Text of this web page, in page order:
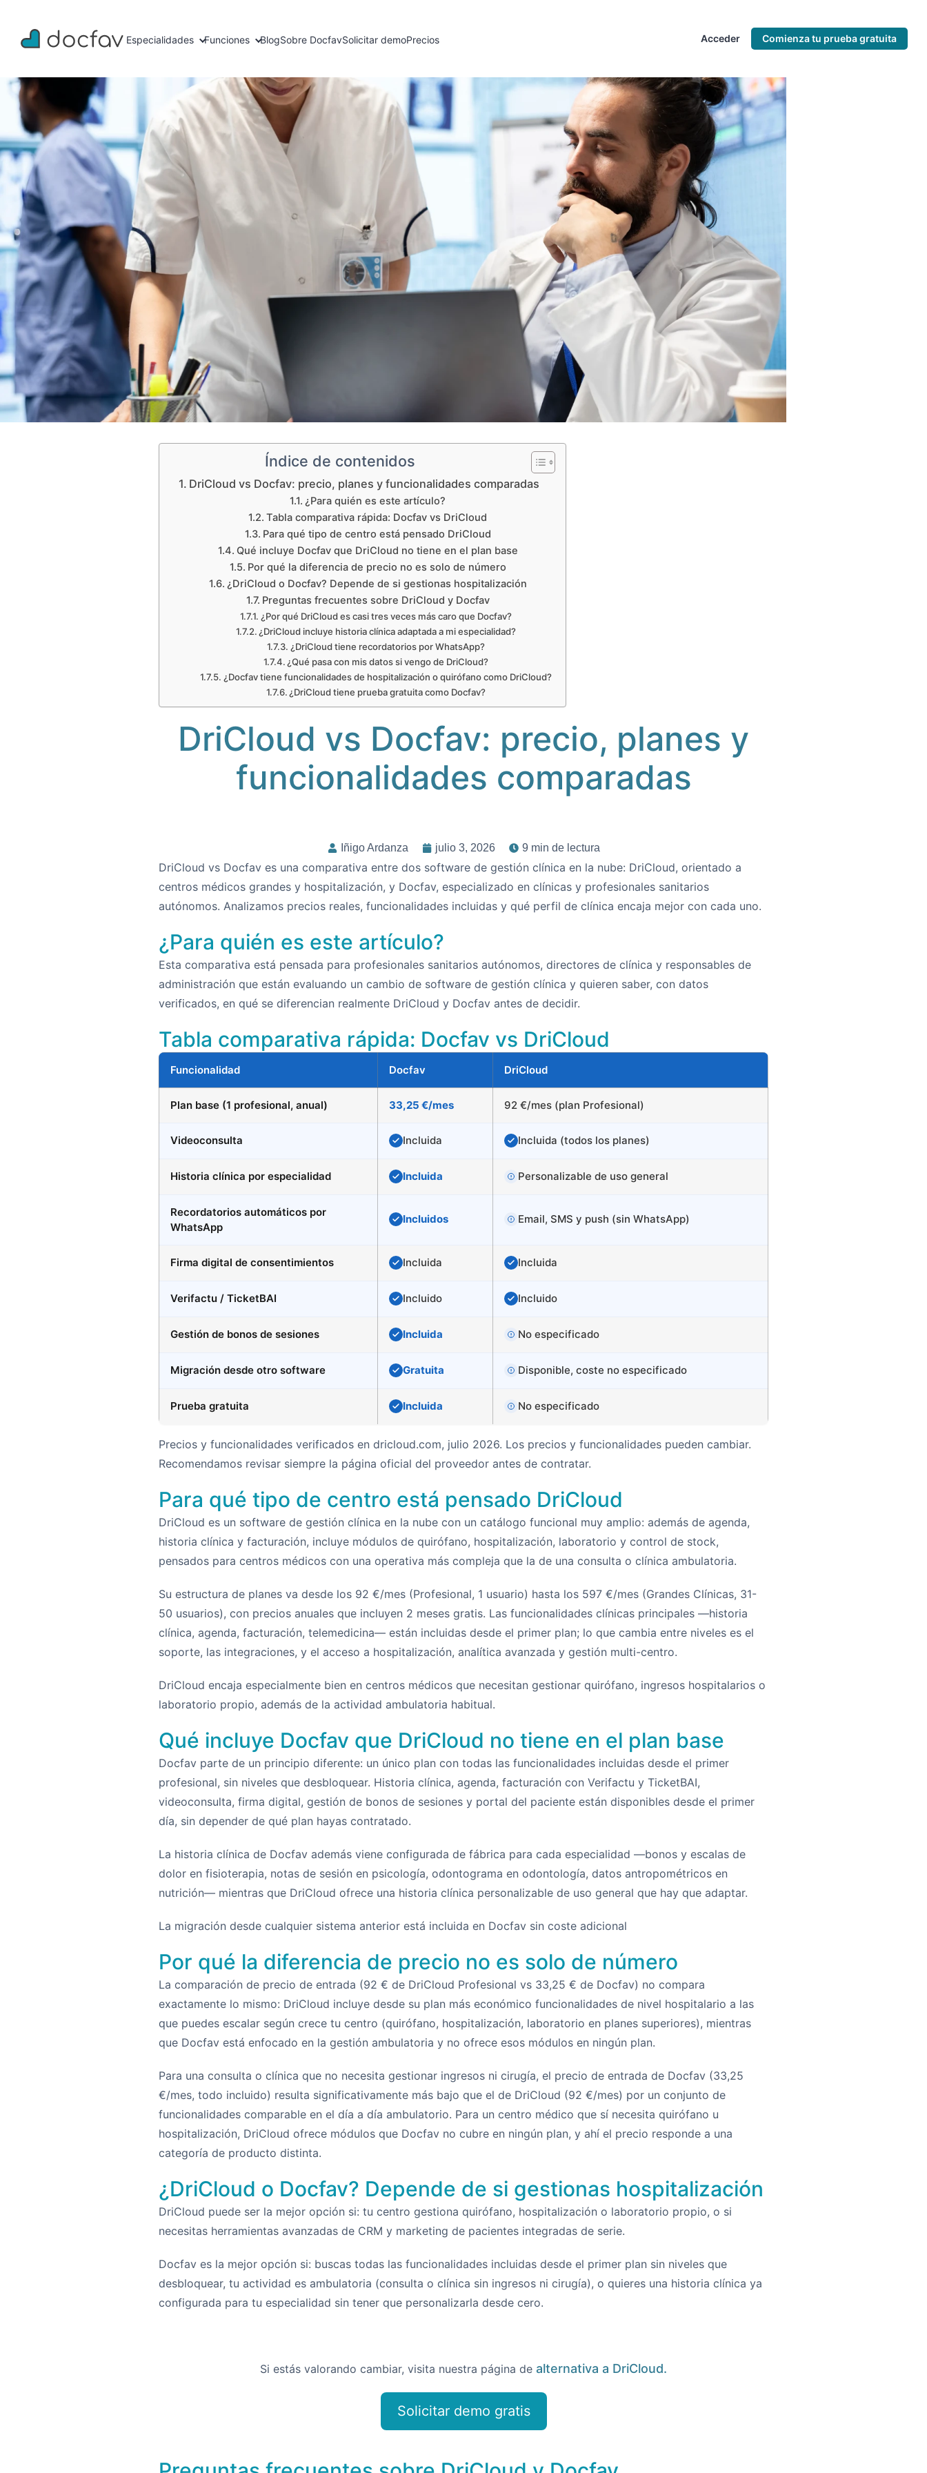
Especialidades Funciones BlogSobre DocfavSolicitar demoPrecios Acceder Comienza tu prueba gratuita
Índice de contenidos
DriCloud vs Docfav: precio, planes y funcionalidades comparadas
¿Para quién es este artículo?
Tabla comparativa rápida: Docfav vs DriCloud
Para qué tipo de centro está pensado DriCloud
Qué incluye Docfav que DriCloud no tiene en el plan base
Por qué la diferencia de precio no es solo de número
¿DriCloud o Docfav? Depende de si gestionas hospitalización
Preguntas frecuentes sobre DriCloud y Docfav
¿Por qué DriCloud es casi tres veces más caro que Docfav?
¿DriCloud incluye historia clínica adaptada a mi especialidad?
¿DriCloud tiene recordatorios por WhatsApp?
¿Qué pasa con mis datos si vengo de DriCloud?
¿Docfav tiene funcionalidades de hospitalización o quirófano como DriCloud?
¿DriCloud tiene prueba gratuita como Docfav?
DriCloud vs Docfav: precio, planes y
funcionalidades comparadas
Iñigo Ardanza julio 3, 2026 9 min de lectura
DriCloud vs Docfav es una comparativa entre dos software de gestión clínica en la nube: DriCloud, orientado a
centros médicos grandes y hospitalización, y Docfav, especializado en clínicas y profesionales sanitarios
autónomos. Analizamos precios reales, funcionalidades incluidas y qué perfil de clínica encaja mejor con cada uno.
¿Para quién es este artículo?
Esta comparativa está pensada para profesionales sanitarios autónomos, directores de clínica y responsables de
administración que están evaluando un cambio de software de gestión clínica y quieren saber, con datos
verificados, en qué se diferencian realmente DriCloud y Docfav antes de decidir.
Tabla comparativa rápida: Docfav vs DriCloud
Funcionalidad Docfav DriCloud
Plan base (1 profesional, anual) 33,25 €/mes 92 €/mes (plan Profesional)
Videoconsulta Incluida Incluida (todos los planes)
Historia clínica por especialidad Incluida Personalizable de uso general
Recordatorios automáticos por
WhatsApp
Incluidos Email, SMS y push (sin WhatsApp)
Firma digital de consentimientos Incluida Incluida
Verifactu / TicketBAI Incluido Incluido
Gestión de bonos de sesiones Incluida No especificado
Migración desde otro software Gratuita Disponible, coste no especificado
Prueba gratuita Incluida No especificado
Precios y funcionalidades verificados en dricloud.com, julio 2026. Los precios y funcionalidades pueden cambiar.
Recomendamos revisar siempre la página oficial del proveedor antes de contratar.
Para qué tipo de centro está pensado DriCloud
DriCloud es un software de gestión clínica en la nube con un catálogo funcional muy amplio: además de agenda,
historia clínica y facturación, incluye módulos de quirófano, hospitalización, laboratorio y control de stock,
pensados para centros médicos con una operativa más compleja que la de una consulta o clínica ambulatoria.
Su estructura de planes va desde los 92 €/mes (Profesional, 1 usuario) hasta los 597 €/mes (Grandes Clínicas, 31-
50 usuarios), con precios anuales que incluyen 2 meses gratis. Las funcionalidades clínicas principales —historia
clínica, agenda, facturación, telemedicina— están incluidas desde el primer plan; lo que cambia entre niveles es el
soporte, las integraciones, y el acceso a hospitalización, analítica avanzada y gestión multi-centro.
DriCloud encaja especialmente bien en centros médicos que necesitan gestionar quirófano, ingresos hospitalarios o
laboratorio propio, además de la actividad ambulatoria habitual.
Qué incluye Docfav que DriCloud no tiene en el plan base
Docfav parte de un principio diferente: un único plan con todas las funcionalidades incluidas desde el primer
profesional, sin niveles que desbloquear. Historia clínica, agenda, facturación con Verifactu y TicketBAI,
videoconsulta, firma digital, gestión de bonos de sesiones y portal del paciente están disponibles desde el primer
día, sin depender de qué plan hayas contratado.
La historia clínica de Docfav además viene configurada de fábrica para cada especialidad —bonos y escalas de
dolor en fisioterapia, notas de sesión en psicología, odontograma en odontología, datos antropométricos en
nutrición— mientras que DriCloud ofrece una historia clínica personalizable de uso general que hay que adaptar.
La migración desde cualquier sistema anterior está incluida en Docfav sin coste adicional
Por qué la diferencia de precio no es solo de número
La comparación de precio de entrada (92 € de DriCloud Profesional vs 33,25 € de Docfav) no compara
exactamente lo mismo: DriCloud incluye desde su plan más económico funcionalidades de nivel hospitalario a las
que puedes escalar según crece tu centro (quirófano, hospitalización, laboratorio en planes superiores), mientras
que Docfav está enfocado en la gestión ambulatoria y no ofrece esos módulos en ningún plan.
Para una consulta o clínica que no necesita gestionar ingresos ni cirugía, el precio de entrada de Docfav (33,25
€/mes, todo incluido) resulta significativamente más bajo que el de DriCloud (92 €/mes) por un conjunto de
funcionalidades comparable en el día a día ambulatorio. Para un centro médico que sí necesita quirófano u
hospitalización, DriCloud ofrece módulos que Docfav no cubre en ningún plan, y ahí el precio responde a una
categoría de producto distinta.
¿DriCloud o Docfav? Depende de si gestionas hospitalización
DriCloud puede ser la mejor opción si: tu centro gestiona quirófano, hospitalización o laboratorio propio, o si
necesitas herramientas avanzadas de CRM y marketing de pacientes integradas de serie.
Docfav es la mejor opción si: buscas todas las funcionalidades incluidas desde el primer plan sin niveles que
desbloquear, tu actividad es ambulatoria (consulta o clínica sin ingresos ni cirugía), o quieres una historia clínica ya
configurada para tu especialidad sin tener que personalizarla desde cero.
Si estás valorando cambiar, visita nuestra página de alternativa a DriCloud.
Solicitar demo gratis